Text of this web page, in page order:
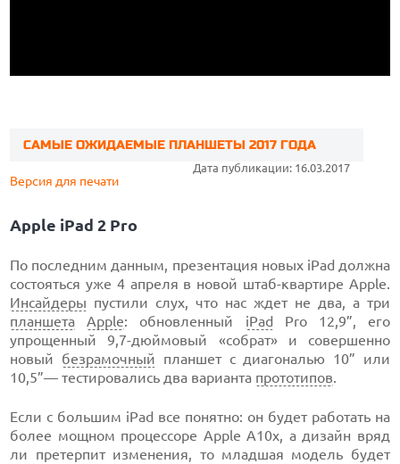
САМЫЕ ОЖИДАЕМЫЕ ПЛАНШЕТЫ 2017 ГОДА
Дата публикации: 16.03.2017
Версия для печати
Apple iPad 2 Pro
По последним данным, презентация новых iPad должна
состояться уже 4 апреля в новой штаб-квартире Apple.
Инсайдеры пустили слух, что нас ждет не два, а три
планшета
Apple: обновленный iPad Pro 12,9”, его
упрощенный 9,7-дюймовый «собрат» и совершенно
новый безрамочный планшет с диагональю 10” или
10,5”— тестировались два варианта прототипов.
Если с большим iPad все понятно: он будет работать на
более мощном процессоре Apple A10x, а дизайн вряд
ли претерпит изменения, то младшая модель будет